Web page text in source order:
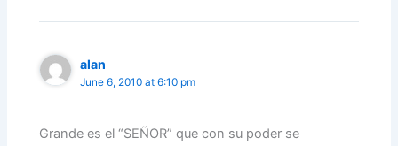
alan
June 6, 2010 at 6:10 pm
Grande es el “SEÑOR” que con su poder se